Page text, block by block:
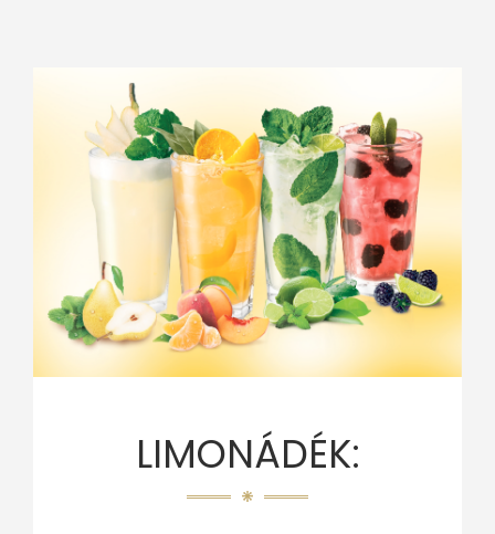
LIMONÁDÉK: